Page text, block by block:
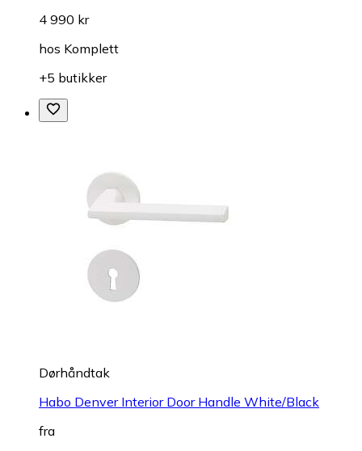
4 990 kr
hos Komplett
+5 butikker
Dørhåndtak
Habo Denver Interior Door Handle White/Black
fra